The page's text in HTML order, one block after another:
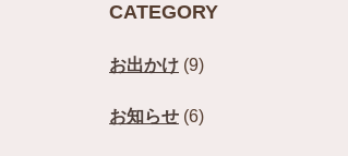
CATEGORY
お出かけ (9)
お知らせ (6)